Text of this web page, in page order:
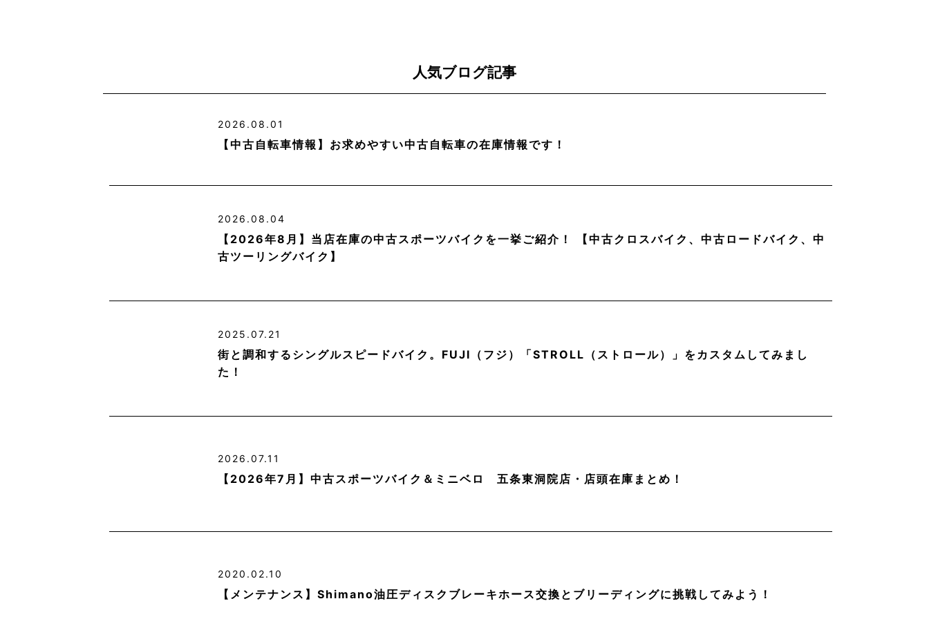
人気ブログ記事
2026.08.01
【中古自転車情報】お求めやすい中古自転車の在庫情報です！
2026.08.04
【2026年8月】当店在庫の中古スポーツバイクを一挙ご紹介！ 【中古クロスバイク、中古ロードバイク、中
古ツーリングバイク】
2025.07.21
街と調和するシングルスピードバイク。FUJI（フジ）「STROLL（ストロール）」をカスタムしてみまし
た！
2026.07.11
【2026年7月】中古スポーツバイク＆ミニベロ 五条東洞院店・店頭在庫まとめ！
2020.02.10
【メンテナンス】Shimano油圧ディスクブレーキホース交換とブリーディングに挑戦してみよう！